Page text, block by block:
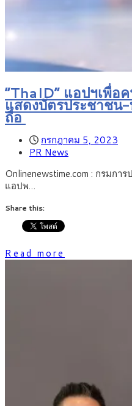
“ThaID” แอปฯเพื่อ
แสดงบัตรประชาชน
ถือ
กรกฎาคม 5, 2023
PR News
Onlinenewstime.com : กรมกา
แอปพ…
Share this:
Read more